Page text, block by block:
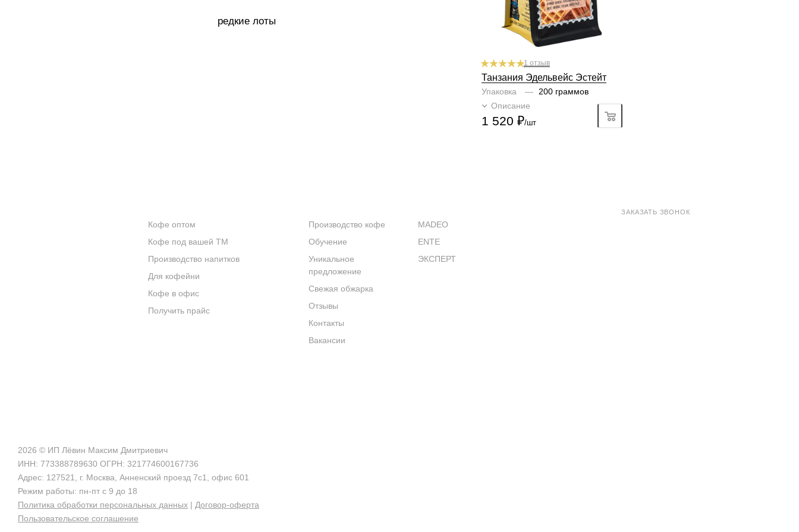
редкие лоты
вафли, горький шоколад
1 отзыв
Танзания Эдельвейс Эстейт
Упаковка —
200 граммов
Описание
1 520 ₽/шт
Кофе оптом
Кофе под вашей ТМ
Производство напитков
Для кофейни
Кофе в офис
Получить прайс
Производство кофе
Обучение
Уникальное
предложение
Свежая обжарка
Отзывы
Контакты
Вакансии
MADEO
ENTE
ЭКСПЕРТ
ЗАКАЗАТЬ ЗВОНОК
2026 © ИП Лёвин Максим Дмитриевич
ИНН: 773388789630 ОГРН: 321774600167736
Адрес: 127521, г. Москва, Анненский проезд 7с1, офис 601
Режим работы: пн-пт с 9 до 18
Политика обработки персональных данных | Договор-оферта
Пользовательское соглашение